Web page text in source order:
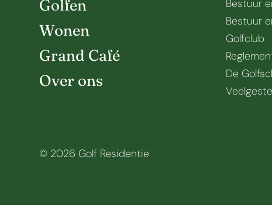
Golfen
Wonen
Grand Café
Over ons
Bestuur
Bestuur
Golfclub
De
© 2026 Golf Residentie